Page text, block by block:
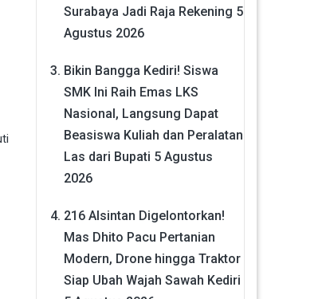
Surabaya Jadi Raja Rekening 5
Agustus 2026
Bikin Bangga Kediri! Siswa
SMK Ini Raih Emas LKS
Nasional, Langsung Dapat
Beasiswa Kuliah dan Peralatan
Las dari Bupati 5 Agustus
2026
216 Alsintan Digelontorkan!
Mas Dhito Pacu Pertanian
Modern, Drone hingga Traktor
Siap Ubah Wajah Sawah Kediri